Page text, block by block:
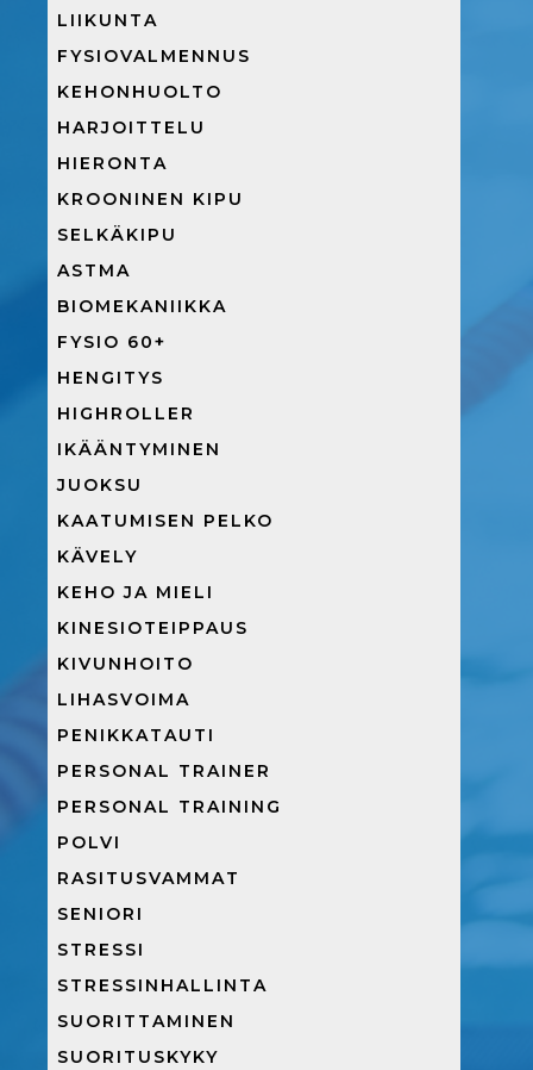
LIIKUNTA
FYSIOVALMENNUS
KEHONHUOLTO
HARJOITTELU
HIERONTA
KROONINEN KIPU
SELKÄKIPU
ASTMA
BIOMEKANIIKKA
FYSIO 60+
HENGITYS
HIGHROLLER
IKÄÄNTYMINEN
JUOKSU
KAATUMISEN PELKO
KÄVELY
KEHO JA MIELI
KINESIOTEIPPAUS
KIVUNHOITO
LIHASVOIMA
PENIKKATAUTI
PERSONAL TRAINER
PERSONAL TRAINING
POLVI
RASITUSVAMMAT
SENIORI
STRESSI
STRESSINHALLINTA
SUORITTAMINEN
SUORITUSKYKY